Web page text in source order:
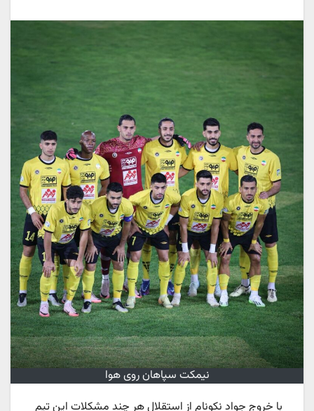
نیمکت سپاهان روی هوا
با خروج جواد نکونام از استقلال هر چند مشکلات این تیم